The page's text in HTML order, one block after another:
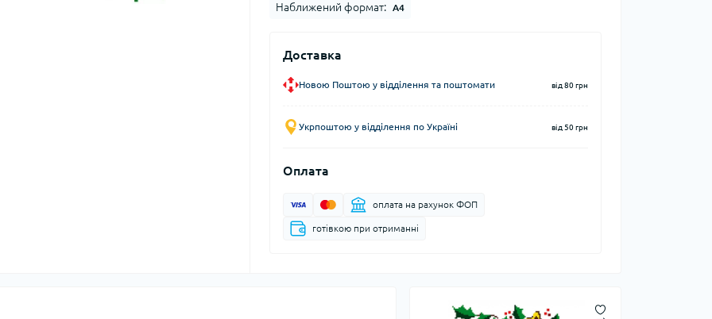
Наближений формат: А4
Доставка
Новою Поштою у відділення та поштомати від 80 грн
Укрпоштою у відділення по Україні від 50 грн
Оплата
оплата на рахунок ФОП
готівкою при отриманні